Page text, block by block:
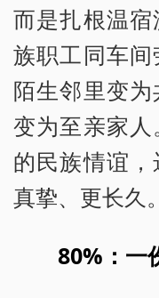
而是扎根温
族职工同车
陌生邻里变
变为至亲家
的民族情谊
真挚、更长久。
80%：一